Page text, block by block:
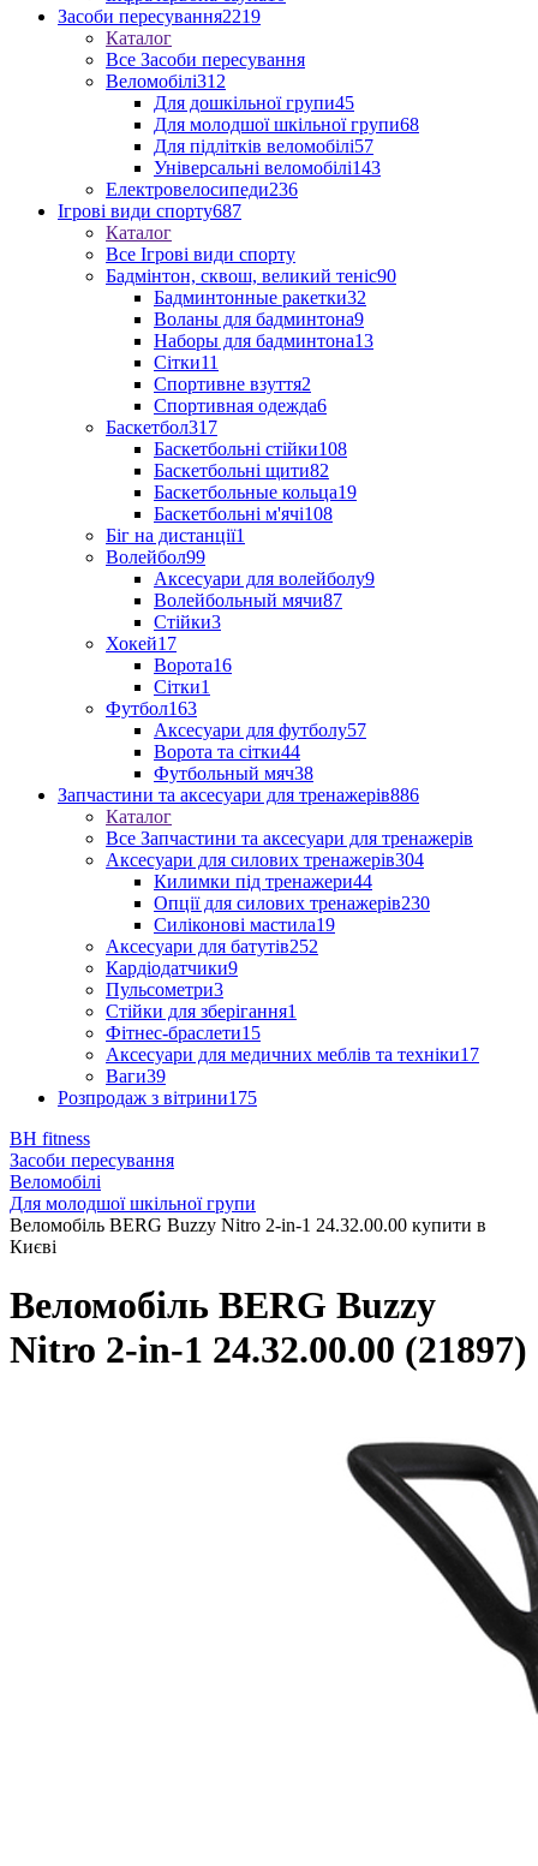
Засоби пересування2219
Каталог
Все Засоби пересування
Веломобілі312
Для дошкільної групи45
Для молодшої шкільної групи68
Для підлітків веломобілі57
Універсальні веломобілі143
Електровелосипеди236
Ігрові види спорту687
Каталог
Все Ігрові види спорту
Бадмінтон, сквош, великий теніс90
Бадминтонные ракетки32
Воланы для бадминтона9
Наборы для бадминтона13
Сітки11
Спортивне взуття2
Спортивная одежда6
Баскетбол317
Баскетбольні стійки108
Баскетбольні щити82
Баскетбольные кольца19
Баскетбольні м'ячі108
Біг на дистанції1
Волейбол99
Аксесуари для волейболу9
Волейбольный мячи87
Стійки3
Хокей17
Ворота16
Сітки1
Футбол163
Аксесуари для футболу57
Ворота та сітки44
Футбольный мяч38
Запчастини та аксесуари для тренажерів886
Каталог
Все Запчастини та аксесуари для тренажерів
Аксесуари для силових тренажерів304
Килимки під тренажери44
Опції для силових тренажерів230
Силіконові мастила19
Аксесуари для батутів252
Кардіодатчики9
Пульсометри3
Стійки для зберігання1
Фітнес-браслети15
Аксесуари для медичних меблів та техніки17
Ваги39
Розпродаж з вітрини175
BH fitness
Засоби пересування
Веломобілі
Для молодшої шкільної групи
Веломобіль BERG Buzzy Nitro 2-in-1 24.32.00.00 купити в
Києві
Веломобіль BERG Buzzy
Nitro 2-in-1 24.32.00.00 (21897)